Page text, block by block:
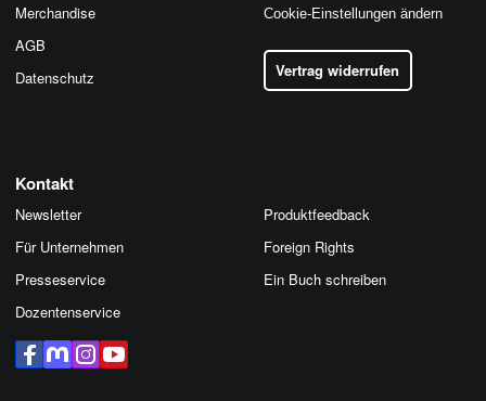
Kontakt
Newsletter
Für Unternehmen
Presseservice
Dozentenservice
Produktfeedback
Foreign Rights
Ein Buch schreiben
Merchandise
AGB
Datenschutz
Cookie-Einstellungen ändern
Vertrag widerrufen